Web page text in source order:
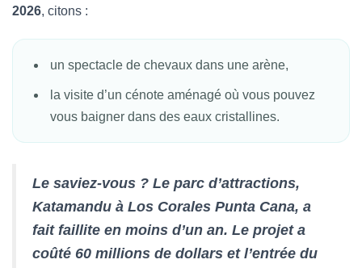
2026, citons :
un spectacle de chevaux dans une arène,
la visite d’un cénote aménagé où vous pouvez
vous baigner dans des eaux cristallines.
Le saviez-vous ? Le parc d’attractions,
Katamandu à Los Corales Punta Cana, a
fait faillite en moins d’un an. Le projet a
coûté 60 millions de dollars et l’entrée du